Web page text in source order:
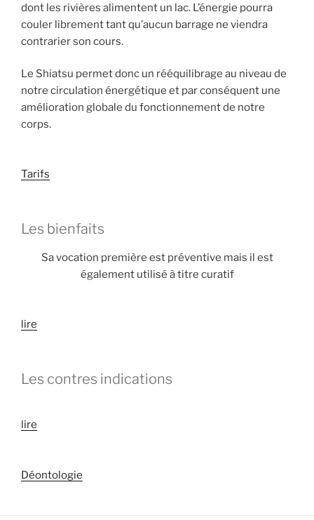
dont les rivières alimentent un lac. L’énergie pourra
couler librement tant qu’aucun barrage ne viendra
contrarier son cours.
Le Shiatsu permet donc un rééquilibrage au niveau de
notre circulation énergétique et par conséquent une
amélioration globale du fonctionnement de notre
corps.
Tarifs
Les bienfaits
Sa vocation première est préventive mais il est
également utilisé à titre curatif
lire
Les contres indications
lire
Déontologie